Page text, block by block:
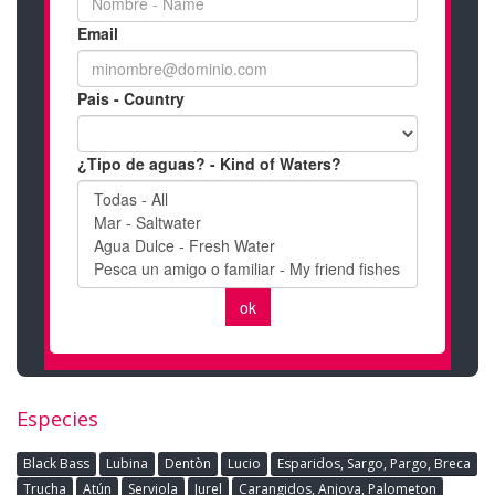
Especies
Black Bass Lubina Dentòn Lucio
Esparidos, Sargo, Pargo, Breca
Trucha
Atún Serviola Jurel Carangidos, Anjova, Palometon